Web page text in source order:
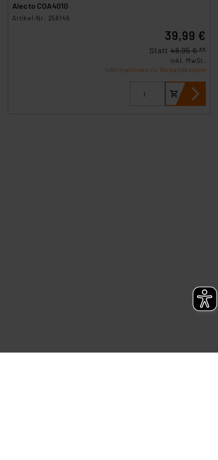
Alecto COA4010
Artikel-Nr. 258146
39,99 €
Statt 46,95 € **
inkl. MwSt.
Informationen zu Versandkosten